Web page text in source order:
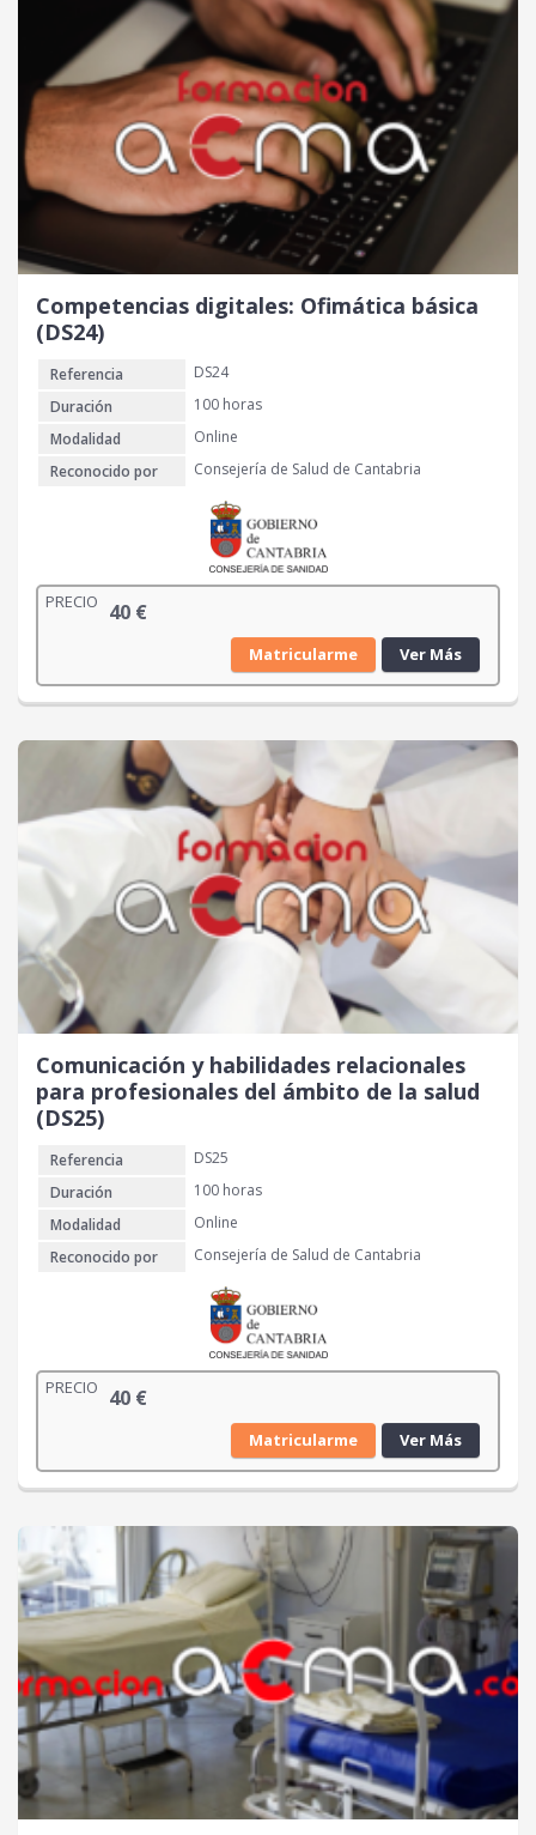
Competencias digitales: Ofimática básica
(DS24)
Referencia
DS24
Duración
100 horas
Modalidad
Online
Reconocido por
Consejería de Salud de Cantabria
PRECIO 40 €
Matricularme Ver Más
Comunicación y habilidades relacionales
para profesionales del ámbito de la salud
(DS25)
Referencia
DS25
Duración
100 horas
Modalidad
Online
Reconocido por
Consejería de Salud de Cantabria
PRECIO 40 €
Matricularme Ver Más